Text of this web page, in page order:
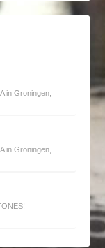
in Groningen,
in Groningen,